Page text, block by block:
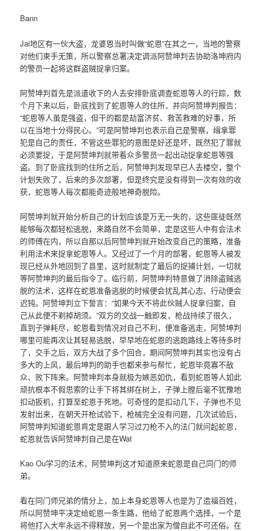
Bann
Jai地区有一伙大盗，龙婆恩当时叫做“蛇恩”在其之一，当地的警察
对他们束手无策，所以警察总署决定调派阿赞坤判去协助洛坤府内
的警员一起将这群盗贼捉拿归案。
阿赞坤判首先是派遣收下的人去安排卧底调查蛇恩等人的行踪，数
个月下来以后，卧底找到了蛇恩等人的住所，并向阿赞坤判报告：
“蛇恩等人虽是强盗，但干的都是劫富济贫、救苦救难的好事，所
以在当地十分得民心。”可是阿赞坤判也表示自己是警察，缉拿罪
犯是自己的责任，不管这些罪犯的意图是好还是坏，既然犯了罪就
必须要捉，于是阿赞坤判就带着众多警员一起出动捉拿蛇恩等强
盗。到了卧底找到的住所之后，阿赞坤判发现早已人去楼空，整个
计划失败了，后来的多次部署，但是终究是没有得到一次有效的收
获，蛇恩等人每次都能奇迹般地神奇脱险。
阿赞坤判就开始分析自己的计划应该是万无一失的，这些匪徒既然
能够每次都轻松逃脱，来路自然不会简单，定是这些人中有会法术
的师傅在内，所以自那以后阿赞坤判就开始改变自己的策略，准备
利用法术来捉拿蛇恩等人。又经过了一个月的部署，蛇恩等人被发
现已经从外地回到了县里，这时就制定了最后的捉捕计划，一切就
等阿赞坤判的最后指令了。临行前，阿赞坤判特意做了消除盗贼逃
脱的法术，这样在蛇恩准备逃脱的时候便会扰乱其心志、行动便会
迟钝。阿赞坤判立下誓言：“如果今天不将此伙贼人捉拿归案，自
己从此便不剃掉胡须。”双方的交战一触即发，枪战持续了很久，
直到子弹耗尽，蛇恩看到情况对自己不利，便准备逃走，阿赞坤判
哪里可能再次让其轻易逃脱，早早地在蛇恩的逃跑路线上等待多时
了，交手之后，双方大战了多个回合，期间阿赞坤判其实也没有占
多大的上风，最后坤判的助手也都来参与帮忙，蛇恩毕竟寡不敌
众、败下阵来。阿赞坤判本身就极为嫉恶如仇，看到蛇恩等人如此
顽抗根本不假思索的让手下将其绑在树上，子弹上膛后毫不犹豫地
扣动扳机，打算至蛇恩于死地。可奇怪的是扣动几下，子弹也不见
发射出来，在朝天开枪试验下，枪械完全没有问题，几次试验后，
阿赞坤判知道蛇恩肯定是跟人学习过刀枪不入的法门就问起蛇恩，
蛇恩就告诉阿赞坤判自己是在Wat
Kao Ou学习的法术，阿赞坤判这才知道原来蛇恩是自己同门的师
弟。
看在同门师兄弟的情分上，加上本身蛇恩等人也是为了造福百姓，
所以阿赞坤平决定给蛇恩一条生路，他给了蛇恩两个选择，一个是
将他打入大牢永远不得释放，另一个是出家为僧自此不可还俗。在